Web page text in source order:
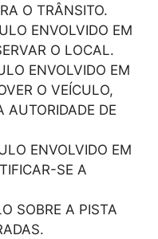
O TRÂNSITO.
ENVOLVIDO EM
O LOCAL.
ENVOLVIDO EM
O VEÍCULO,
AUTORIDADE DE
ENVOLVIDO EM
SE A
SOBRE A PISTA